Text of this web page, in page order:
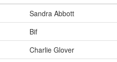
Sandra Abbott
Bif
Charlie Glover